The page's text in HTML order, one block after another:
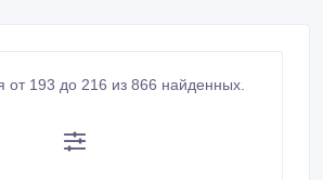
от 193 до 216 из 866 найденных.